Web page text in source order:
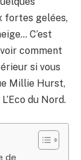
fortes gelées,
C’est
comment
si vous
Millie Hurst,
du Nord.
de